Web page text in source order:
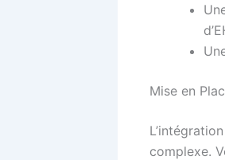
Mise en
complexe.